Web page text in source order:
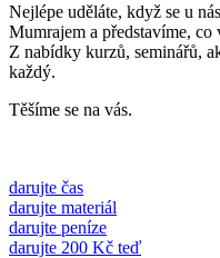
Nejlépe uděláte, když se u
Mumrajem a představíme, co
Z nabídky kurzů, seminářů,
každý.
Těšíme se na vás.
darujte čas
darujte materiál
darujte peníze
darujte 200 Kč teď